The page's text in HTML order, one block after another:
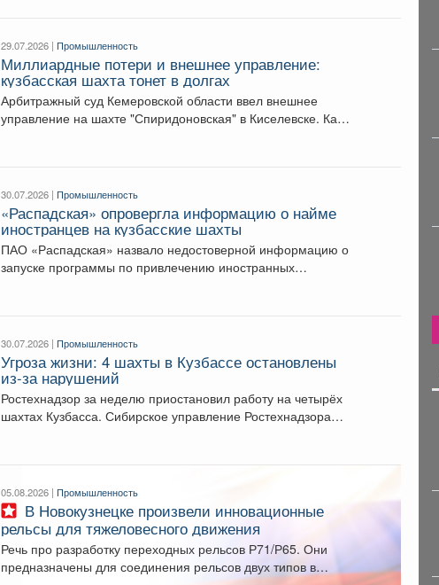
29.07.2026 |Промышленность
Миллиардные потери и внешнее управление:
кузбасская шахта тонет в долгах
Арбитражный суд Кемеровской области ввел внешнее
управление на шахте "Спиридоновская" в Киселевске. Как
30.07.2026 |Промышленность
«Распадская» опровергла информацию о найме
иностранцев на кузбасские шахты
ПАО «Распадская» назвало недостоверной информацию о
запуске программы по привлечению иностранных
30.07.2026 |Промышленность
Угроза жизни: 4 шахты в Кузбассе остановлены
из-за нарушений
Ростехнадзор за неделю приостановил работу на четырёх
шахтах Кузбасса. Сибирское управление Ростехнадзора
05.08.2026 |Промышленность
рельсы для тяжеловесного движения
Речь про разработку переходных рельсов Р71/Р65. Они
предназначены для соединения рельсов двух типов в